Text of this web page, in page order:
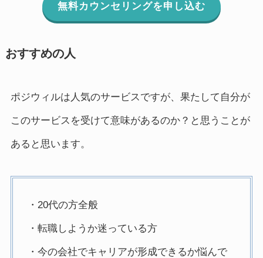
無料カウンセリングを申し込む
おすすめの人
ポジウィルは人気のサービスですが、果たして自分が
このサービスを受けて意味があるのか？と思うことが
あると思います。
・20代の方全般
・転職しようか迷っている方
・今の会社でキャリアが形成できるか悩んで